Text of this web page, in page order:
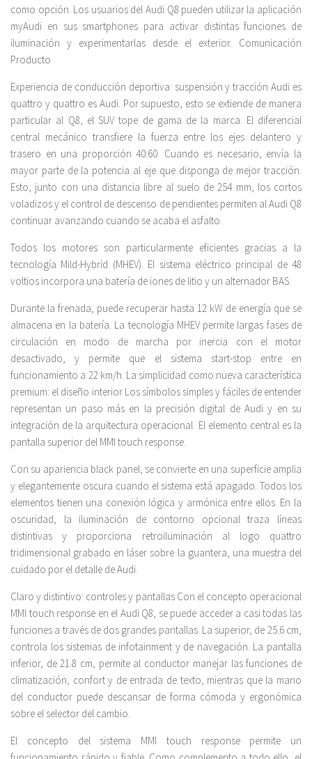
como opción. Los usuarios del Audi Q8 pueden utilizar la aplicación
myAudi en sus smartphones para activar distintas funciones de
iluminación y experimentarlas desde el exterior. Comunicación
Producto
Experiencia de conducción deportiva: suspensión y tracción Audi es
quattro y quattro es Audi. Por supuesto, esto se extiende de manera
particular al Q8, el SUV tope de gama de la marca. El diferencial
central mecánico transfiere la fuerza entre los ejes delantero y
trasero en una proporción 40:60. Cuando es necesario, envía la
mayor parte de la potencia al eje que disponga de mejor tracción.
Esto, junto con una distancia libre al suelo de 254 mm, los cortos
voladizos y el control de descenso de pendientes permiten al Audi Q8
continuar avanzando cuando se acaba el asfalto.
Todos los motores son particularmente eficientes gracias a la
tecnología Mild-Hybrid (MHEV). El sistema eléctrico principal de 48
voltios incorpora una batería de iones de litio y un alternador BAS.
Durante la frenada, puede recuperar hasta 12 kW de energía que se
almacena en la batería. La tecnología MHEV permite largas fases de
circulación en modo de marcha por inercia con el motor
desactivado, y permite que el sistema start-stop entre en
funcionamiento a 22 km/h. La simplicidad como nueva característica
premium: el diseño interior Los símbolos simples y fáciles de entender
representan un paso más en la precisión digital de Audi y en su
integración de la arquitectura operacional. El elemento central es la
pantalla superior del MMI touch response.
Con su apariencia black panel, se convierte en una superficie amplia
y elegantemente oscura cuando el sistema está apagado. Todos los
elementos tienen una conexión lógica y armónica entre ellos. En la
oscuridad, la iluminación de contorno opcional traza líneas
distintivas y proporciona retroiluminación al logo quattro
tridimensional grabado en láser sobre la guantera, una muestra del
cuidado por el detalle de Audi.
Claro y distintivo: controles y pantallas Con el concepto operacional
MMI touch response en el Audi Q8, se puede acceder a casi todas las
funciones a través de dos grandes pantallas. La superior, de 25.6 cm,
controla los sistemas de infotainment y de navegación. La pantalla
inferior, de 21.8 cm, permite al conductor manejar las funciones de
climatización, confort y de entrada de texto, mientras que la mano
del conductor puede descansar de forma cómoda y ergonómica
sobre el selector del cambio.
El concepto del sistema MMI touch response permite un